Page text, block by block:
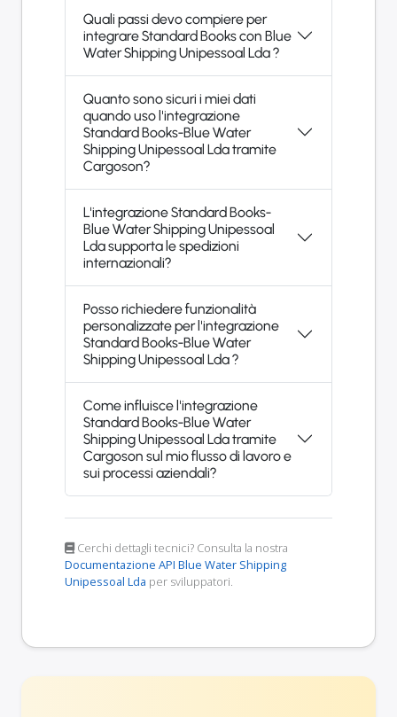
Quali passi devo compiere per
integrare Standard Books con Blue
Water Shipping Unipessoal Lda ?
Quanto sono sicuri i miei dati
quando uso l'integrazione
Standard Books-Blue Water
Shipping Unipessoal Lda tramite
Cargoson?
L'integrazione Standard Books-
Blue Water Shipping Unipessoal
Lda supporta le spedizioni
internazionali?
Posso richiedere funzionalità
personalizzate per l'integrazione
Standard Books-Blue Water
Shipping Unipessoal Lda ?
Come influisce l'integrazione
Standard Books-Blue Water
Shipping Unipessoal Lda tramite
Cargoson sul mio flusso di lavoro e
sui processi aziendali?
Cerchi dettagli tecnici? Consulta la nostra
Documentazione API Blue Water Shipping
Unipessoal Lda per sviluppatori.